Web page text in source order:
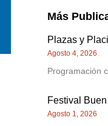
Más
Plazas y
Agosto 4, 2026
Programación
Festival
Agosto 1, 2026